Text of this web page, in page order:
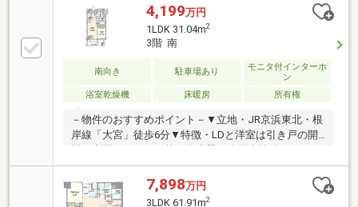
4,199万円
1LDK 31.04m2
3階 南
南向き 駐車場あり
モニタ付インターホ
ン
浴室乾燥機
床暖房 所有権
－物件のおすすめポイント－▼立地・JR京浜東北・根
岸線「大宮」徒歩6分▼特徴・LDと洋室は引き戸の開
ン・各居室・洗面室に収納を配置・カメラ付オートロ
ック・モニタ付エレベーター採用▼設備・床暖房
(LD)・浴室乾燥機・非接触キーシステム・宅配ボック
7,898万円
3LDK 61.91m2